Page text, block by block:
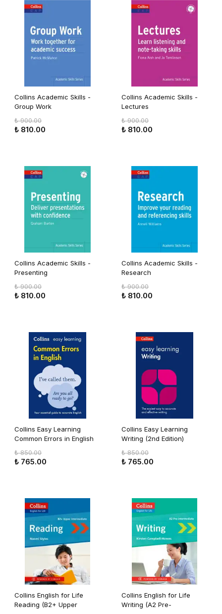
Collins Academic Skills -
Group Work
₺ 900.00
₺ 810.00
Collins Academic Skills -
Lectures
₺ 900.00
₺ 810.00
Collins Academic Skills -
Presenting
₺ 900.00
₺ 810.00
Collins Academic Skills -
Research
₺ 900.00
₺ 810.00
Collins Easy Learning
Common Errors in English
₺ 850.00
₺ 765.00
Collins Easy Learning
Writing (2nd Edition)
₺ 850.00
₺ 765.00
Collins English for Life
Reading (B2+ Upper
Collins English for Life
Writing (A2 Pre-